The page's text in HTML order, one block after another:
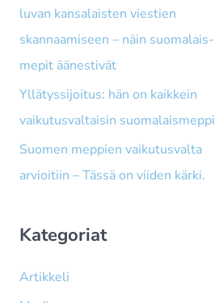
luvan kansalaisten viestien
skannaamiseen – näin suomalais­
mepit äänestivät
Yllätyssijoitus: hän on kaikkein
vaikutusvaltaisin suomalaismeppi
Suomen meppien vaikutusvalta
arvioitiin – Tässä on viiden kärki.
Kategoriat
Artikkeli